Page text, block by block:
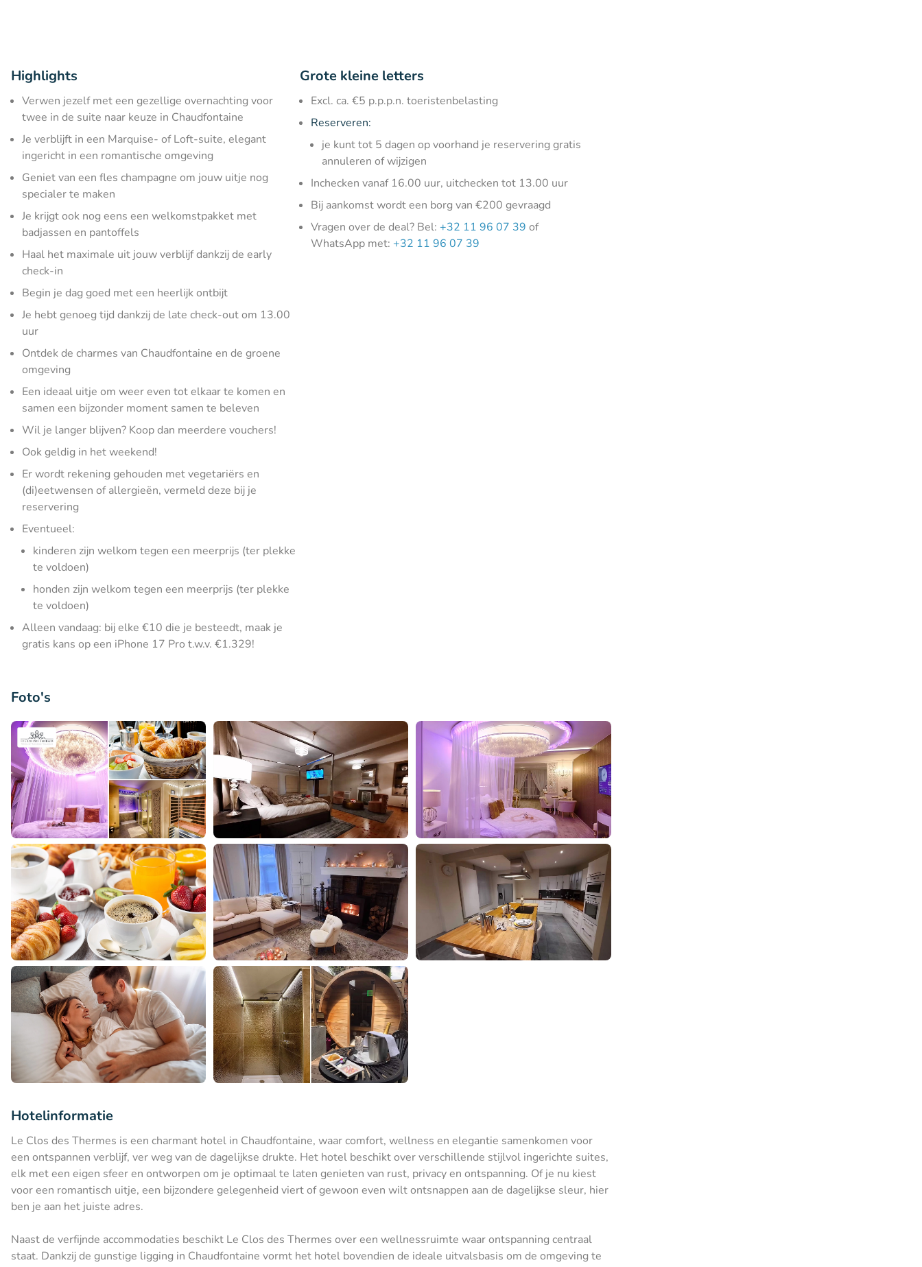
Highlights
​Verwen jezelf met een gezellige overnachting voor
twee in de suite naar keuze in Chaudfontaine
Je verblijft in een Marquise- of Loft-suite, elegant
ingericht in een romantische omgeving
Geniet van een fles champagne om jouw uitje nog
specialer te maken
Je krijgt ook nog eens een welkomstpakket met
badjassen en pantoffels
Haal het maximale uit jouw verblijf dankzij de early
check-in
Begin je dag goed met een heerlijk ontbijt
Je hebt genoeg tijd dankzij de late check-out om 13.00
uur
Ontdek de charmes van Chaudfontaine en de groene
omgeving
Een ideaal uitje om weer even tot elkaar te komen en
samen een bijzonder moment samen te beleven
Wil je langer blijven? Koop dan meerdere vouchers!
Ook geldig in het weekend!
Er wordt rekening gehouden met vegetariërs en
(di)eetwensen of allergieën, vermeld deze bij je
reservering
Eventueel:
kinderen zijn welkom tegen een meerprijs (ter plekke
te voldoen)
honden zijn welkom tegen een meerprijs (ter plekke
te voldoen)
Alleen vandaag: bij elke €10 die je besteedt, maak je
gratis kans op een iPhone 17 Pro t.w.v. €1.329!
Grote kleine letters
Excl. ca. €5 p.p.p.n. toeristenbelasting
Reserveren:
je kunt tot 5 dagen op voorhand je reservering gratis
annuleren of wijzigen
Inchecken vanaf 16.00 uur, uitchecken tot 13.00 uur
Bij aankomst wordt een borg van €200 gevraagd
Vragen over de deal? Bel:+32 11 96 07 39 of
WhatsApp met:+32 11 96 07 39
Foto's
Hotelinformatie
Le Clos des Thermes is een charmant hotel in Chaudfontaine, waar comfort, wellness en elegantie samenkomen voor
een ontspannen verblijf, ver weg van de dagelijkse drukte. Het hotel beschikt over verschillende stijlvol ingerichte suites,
elk met een eigen sfeer en ontworpen om je optimaal te laten genieten van rust, privacy en ontspanning. Of je nu kiest
voor een romantisch uitje, een bijzondere gelegenheid viert of gewoon even wilt ontsnappen aan de dagelijkse sleur, hier
ben je aan het juiste adres.
Naast de verfijnde accommodaties beschikt Le Clos des Thermes over een wellnessruimte waar ontspanning centraal
staat. Dankzij de gunstige ligging in Chaudfontaine vormt het hotel bovendien de ideale uitvalsbasis om de omgeving te